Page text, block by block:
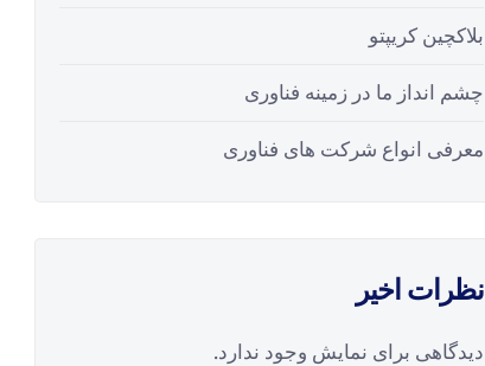
بلاکچین کریپتو
چشم انداز ما در زمینه فناوری
معرفی انواع شرکت های فناوری
نظرات اخیر
دیدگاهی برای نمایش وجود ندارد.